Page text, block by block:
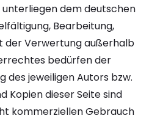
unterliegen dem deutschen
Bearbeitung,
der Verwertung außerhalb
bedürfen der
des jeweiligen Autors bzw.
Kopien dieser Seite sind
kommerziellen Gebrauch